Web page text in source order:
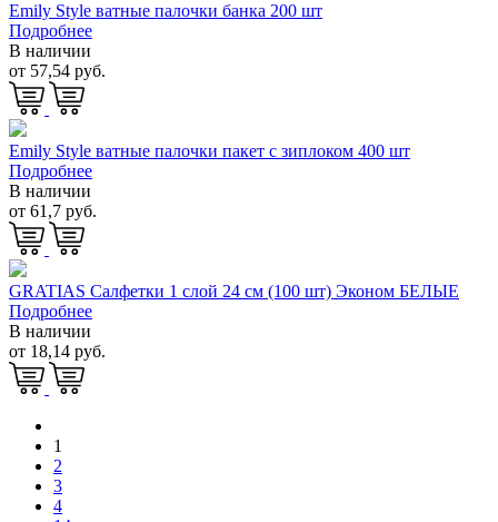
Emily Style ватные палочки банка 200 шт
Подробнее
В наличии
от 57,54 руб.
Emily Style ватные палочки пакет с зиплоком 400 шт
Подробнее
В наличии
от 61,7 руб.
GRATIAS Салфетки 1 слой 24 см (100 шт) Эконом БЕЛЫЕ
Подробнее
В наличии
от 18,14 руб.
1
2
3
4